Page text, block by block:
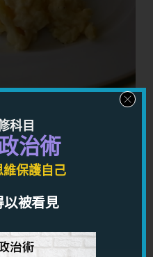
否可以吃？"
是因為有一個客人告
了東西回坐準備吃的時
怎麼拿那麼多？"
科目
治術
保護自己
被看見